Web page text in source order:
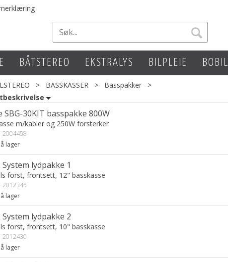
BÅTSTEREO EKSTRALYS BILPLEIE BOBIL
> BASSKASSER > Basspakker >
SBG-30KIT basspakke 800W
m/kabler og 250W forsterker
2004458
lager
lydpakke 1
forst, frontsett, 12" basskasse
2012345
lager
lydpakke 2
forst, frontsett, 10" basskasse
2012430
lager